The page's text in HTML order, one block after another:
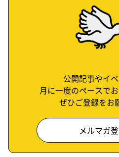
公開記事やイ
月に一度のペースで
ぜひご登録をお
メルマガ